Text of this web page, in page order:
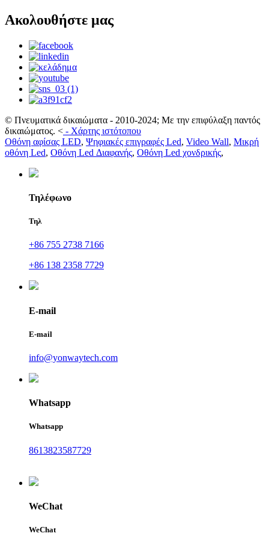
Ακολουθήστε μας
© Πνευματικά δικαιώματα - 2010-2024; Με την επιφύλαξη παντός
δικαιώματος. < - Χάρτης ιστότοπου
Οθόνη αφίσας LED, Ψηφιακές επιγραφές Led, Video Wall, Μικρή
οθόνη Led, Οθόνη Led Διαφανής, Οθόνη Led χονδρικής,
Τηλέφωνο
Τηλ
+86 755 2738 7166
+86 138 2358 7729
E-mail
E-mail
info@yonwaytech.com
Whatsapp
Whatsapp
8613823587729
WeChat
WeChat